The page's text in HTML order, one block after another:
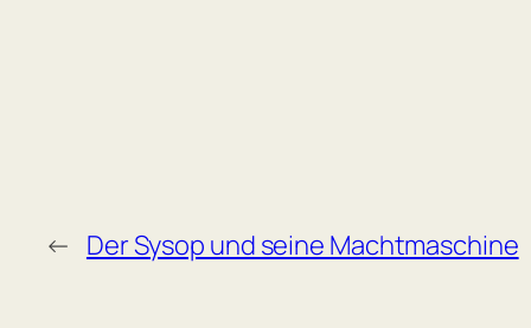
← Der Sysop und seine Machtmaschine